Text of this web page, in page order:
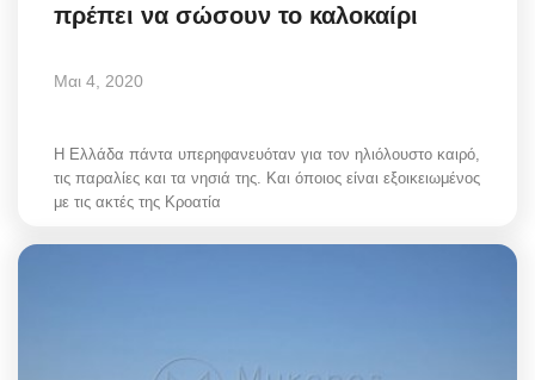
πρέπει να σώσουν το καλοκαίρι
Μαι 4, 2020
Η Ελλάδα πάντα υπερηφανευόταν για τον ηλιόλουστο καιρό,
τις παραλίες και τα νησιά της. Και όποιος είναι εξοικειωμένος
με τις ακτές της Κροατία